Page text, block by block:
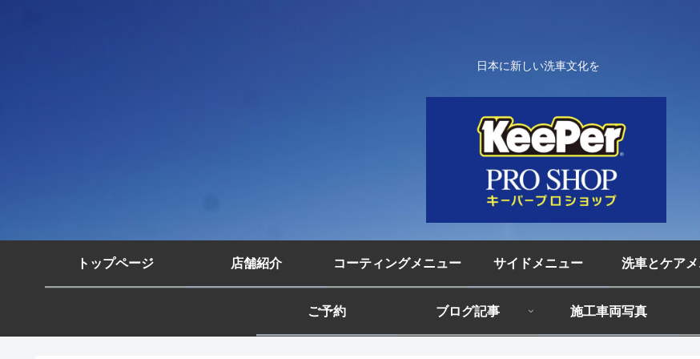
日本に新しい洗車文化を
トップページ 店舗紹介 コーティングメニュー サイドメニュー 洗車とケア
ご予約 ブログ記事 施工車両写真